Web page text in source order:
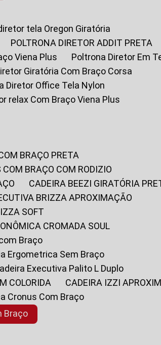
diretor tela Oregon Giratória
POLTRONA DIRETOR ADDIT PRETA
Viena Plus
Poltrona Diretor Em
Giratória Com Braço Corsa
Diretor Office Tela Nylon
relax Com Braço Viena Plus
BRAÇO PRETA
COM BRAÇO COM RODIZIO
CADEIRA BEEZI GIRATÓRIA
BRIZZA APROXIMAÇÃO
SOFT
CROMADA SOUL
Braço
Ergometrica Sem Braço
Cadeira Executiva Palito L Duplo
COLORIDA
CADEIRA IZZI
Cronus Com Braço
Braço